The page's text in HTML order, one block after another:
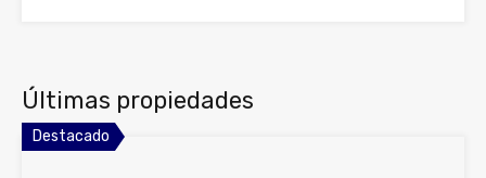
Últimas propiedades
Destacado